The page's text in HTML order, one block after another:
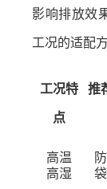
影响排放效
工况的适配方
工况特
点
推
高温
高湿